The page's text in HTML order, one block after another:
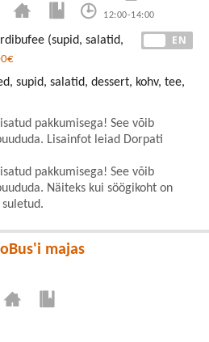
12:00-14:00
EN
(supid, salatid,
supid, salatid, dessert, kohv, tee,
pakkumisega! See võib
Lisainfot leiad Dorpati
pakkumisega! See võib
Näiteks kui söögikoht on
majas